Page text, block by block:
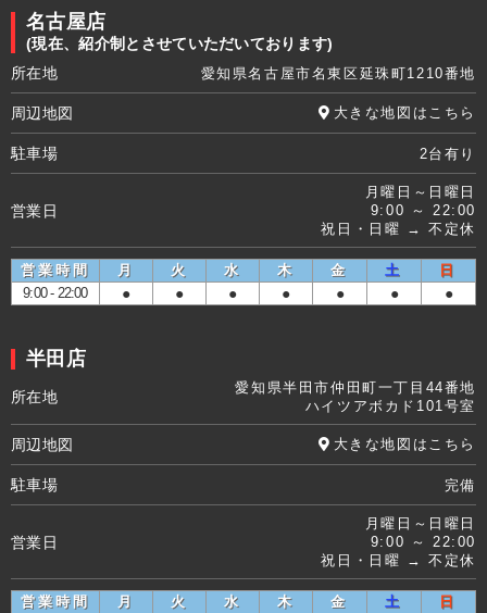
名古屋店
(現在、紹介制とさせていただいております)
所在地
愛知県名古屋市名東区延珠町1210番地
周辺地図 大きな地図はこちら
駐車場 2台有り
営業日
月曜日～日曜日
9:00 ～ 22:00
祝日・日曜 → 不定休
営業時間 月 火 水 木 金 土
日
9:00 - 22:00
● ● ● ● ● ● ●
半田店
所在地
愛知県半田市仲田町一丁目44番地
ハイツアボカド101号室
周辺地図 大きな地図はこちら
駐車場 完備
営業日
月曜日～日曜日
9:00 ～ 22:00
祝日・日曜 → 不定休
営業時間 月 火 水 木 金 土 日